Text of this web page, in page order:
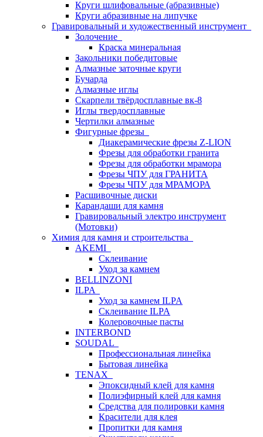
Круги шлифовальные (абразивные)
Круги абразивные на липучке
Гравировальный и художественный инструмент
Золочение
Краска минеральная
Закольники победитовые
Алмазные заточные круги
Бучарда
Алмазные иглы
Скарпели твёрдосплавные вк-8
Иглы твердосплавные
Чертилки алмазные
Фигурные фрезы
Диакерамические фрезы Z-LION
Фрезы для обработки гранита
Фрезы для обработки мрамора
Фрезы ЧПУ для ГРАНИТА
Фрезы ЧПУ для МРАМОРА
Расшивочные диски
Карандаши для камня
Гравировальный электро инструмент
(Мотовки)
Химия для камня и строительства
AKEMI
Склеивание
Уход за камнем
BELLINZONI
ILPA
Уход за камнем ILPA
Склеивание ILPA
Колеровочные пасты
INTERBOND
SOUDAL
Профессиональная линейка
Бытовая линейка
TENAX
Эпоксидный клей для камня
Полиэфирный клей для камня
Средства для полировки камня
Красители для клея
Пропитки для камня